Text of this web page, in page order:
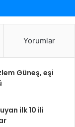
Yorumlar
Güneş, eşi
ilk 10 ili